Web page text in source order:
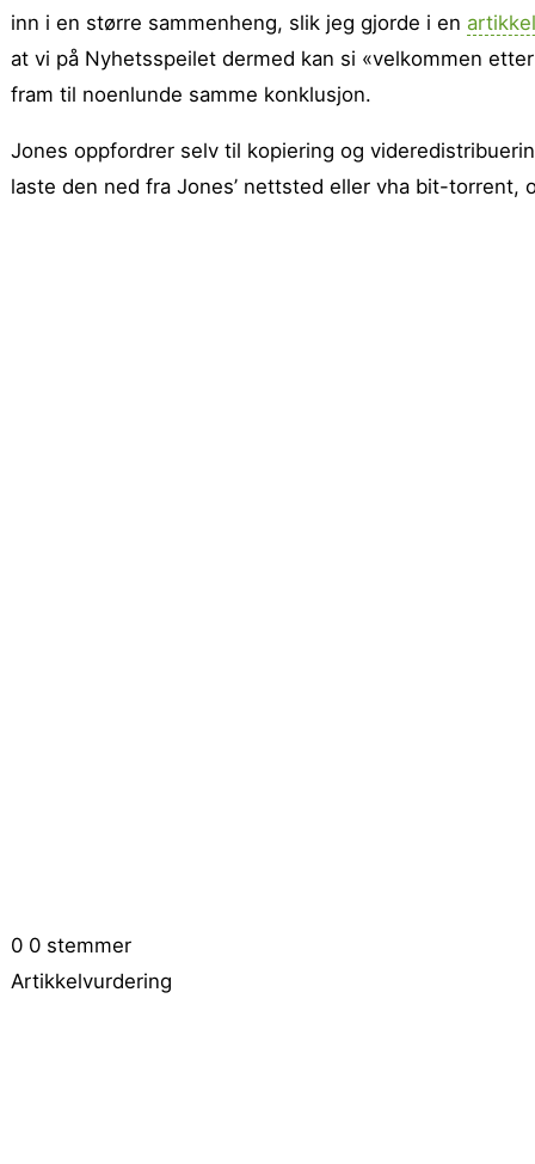
inn i en større sammenheng, slik jeg gjorde i en
at vi på Nyhetsspeilet dermed kan si «velkommen
fram til noenlunde samme konklusjon.
Jones oppfordrer selv til kopiering og
laste den ned fra Jones’ nettsted eller vha bit-
0 0 stemmer
Artikkelvurdering